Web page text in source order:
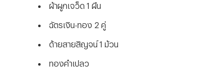
ผ้าผูกเจว็ด 1 ผืน
ฉัตรเงิน-ทอง 2 คู่
ด้ายสายสิญจน์ 1 ม้วน
ทองคำเปลว